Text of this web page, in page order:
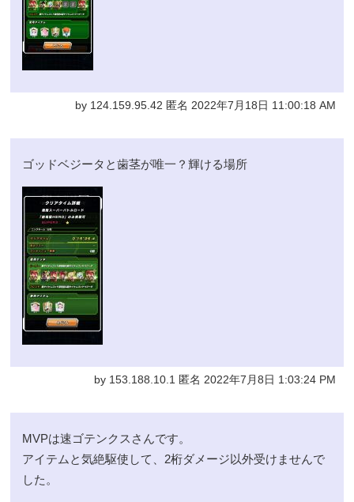
by 124.159.95.42 匿名 2022年7月18日 11:00:18 AM
ゴッドベジータと歯茎が唯一？輝ける場所
by 153.188.10.1 匿名 2022年7月8日 1:03:24 PM
MVPは速ゴテンクスさんです。
アイテムと気絶駆使して、2桁ダメージ以外受けませんで
した。